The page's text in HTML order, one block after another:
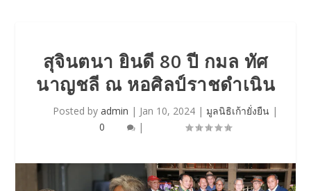
สุจินตนา ยินดี 80 ปี กมล ทัศ
นาญชลี ณ หอศิลป์ราชดำเนิน
Posted by admin | Jan 10, 2024 | มูลนิธิเก้ายั่งยืน |
0
|